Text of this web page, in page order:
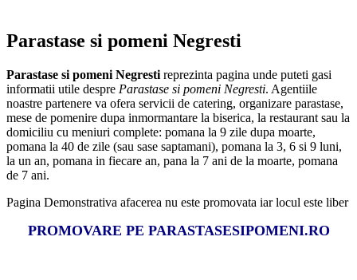
Parastase si pomeni Negresti
Parastase si pomeni Negresti reprezinta pagina unde puteti gasi
informatii utile despre Parastase si pomeni Negresti. Agentiile
noastre partenere va ofera servicii de catering, organizare parastase,
mese de pomenire dupa inmormantare la biserica, la restaurant sau la
domiciliu cu meniuri complete: pomana la 9 zile dupa moarte,
pomana la 40 de zile (sau sase saptamani), pomana la 3, 6 si 9 luni,
la un an, pomana in fiecare an, pana la 7 ani de la moarte, pomana
de 7 ani.
Pagina Demonstrativa afacerea nu este promovata iar locul este liber
PROMOVARE PE PARASTASESIPOMENI.RO